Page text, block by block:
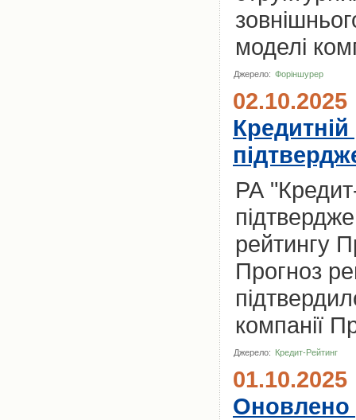
моделі
Джерело: Форіншурер
02.10.2025
РА
рейтингу
Прогноз
компанії
Джерело: Кредит-Рейтинг
01.10.2025